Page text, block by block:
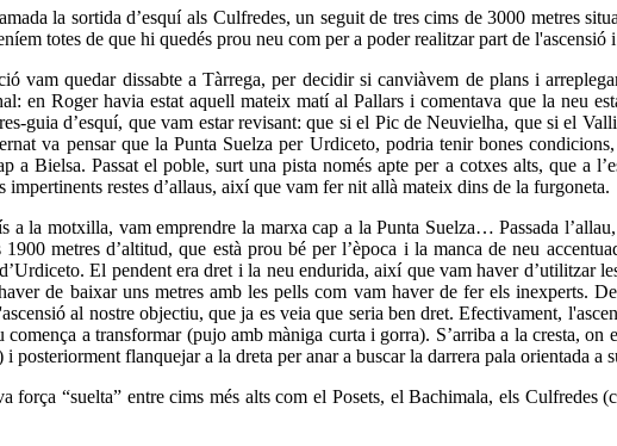
la sortida d’esquí als Culfredes, un seguit de tres cims de 3000 metres
totes de que hi quedés prou neu com per a poder realitzar part de
vam quedar dissabte a Tàrrega, per decidir si canviàvem de plans i
en Roger havia estat aquell mateix matí al Pallars i comentava que la neu
guia d’esquí, que vam estar revisant: que si el Pic de Neuvielha, que si el
va pensar que la Punta Suelza per Urdiceto, podria tenir bones
a Bielsa. Passat el poble, surt una pista només apte per a cotxes alts, que a
impertinents restes d’allaus, així que vam fer nit allà mateix dins de la furgoneta.
a la motxilla, vam emprendre la marxa cap a la Punta Suelza… Passada
metres d’altitud, que està prou bé per l’època i la manca de neu
El pendent era dret i la neu endurida, així que vam haver
de baixar uns metres amb les pells com vam haver de fer els inexperts.
al nostre objectiu, que ja es veia que seria ben dret. Efectivament,
a transformar (pujo amb màniga curta i gorra). S’arriba a la cresta,
posteriorment flanquejar a la dreta per anar a buscar la darrera pala orientada
força “suelta” entre cims més alts com el Posets, el Bachimala, els